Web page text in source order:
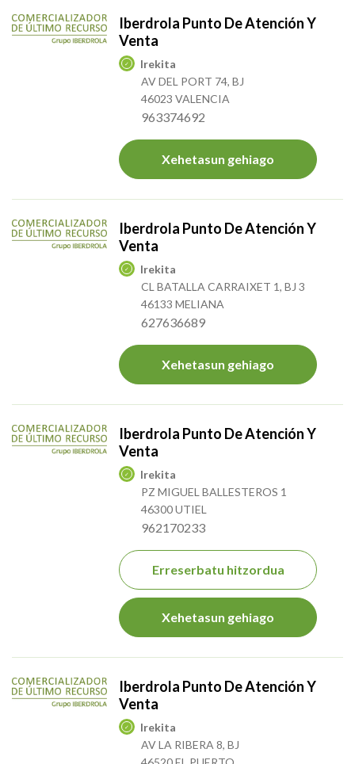
Iberdrola Punto De Atención Y
Venta
Irekita
AV DEL PORT 74, BJ
46023 VALENCIA
963374692
Xehetasun gehiago
Iberdrola Punto De Atención Y
Venta
Irekita
CL BATALLA CARRAIXET 1, BJ 3
46133 MELIANA
627636689
Xehetasun gehiago
Iberdrola Punto De Atención Y
Venta
Irekita
PZ MIGUEL BALLESTEROS 1
46300 UTIEL
962170233
Erreserbatu hitzordua
Xehetasun gehiago
Iberdrola Punto De Atención Y
Venta
Irekita
AV LA RIBERA 8, BJ